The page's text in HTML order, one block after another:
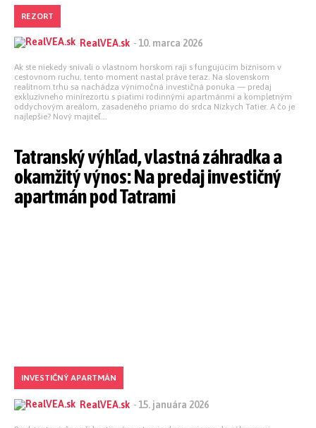
REZORT
RealVEA.sk - 10. marca 2026
Ak ste niekedy snívali o vlastnom horskom raji s fungujúcim biznisom v
cestovnom ruchu, tento moment nastal práve teraz. Na slovenskom
realitnom trhu sa nachádza výnimočná investičná ponuka — predaj
exkluzívneho minirezortu s piatimi rodinnými apartmánmi a kompletným
oddychovým areálom, zasadeného priamo do srdca Nízkych Tatier. A čo je
najlepšie? Nový majiteľ...
Tatranský výhľad, vlastná záhradka a
okamžitý výnos: Na predaj investičný
apartmán pod Tatrami
INVESTIČNÝ APARTMÁN
RealVEA.sk - 15. januára 2026